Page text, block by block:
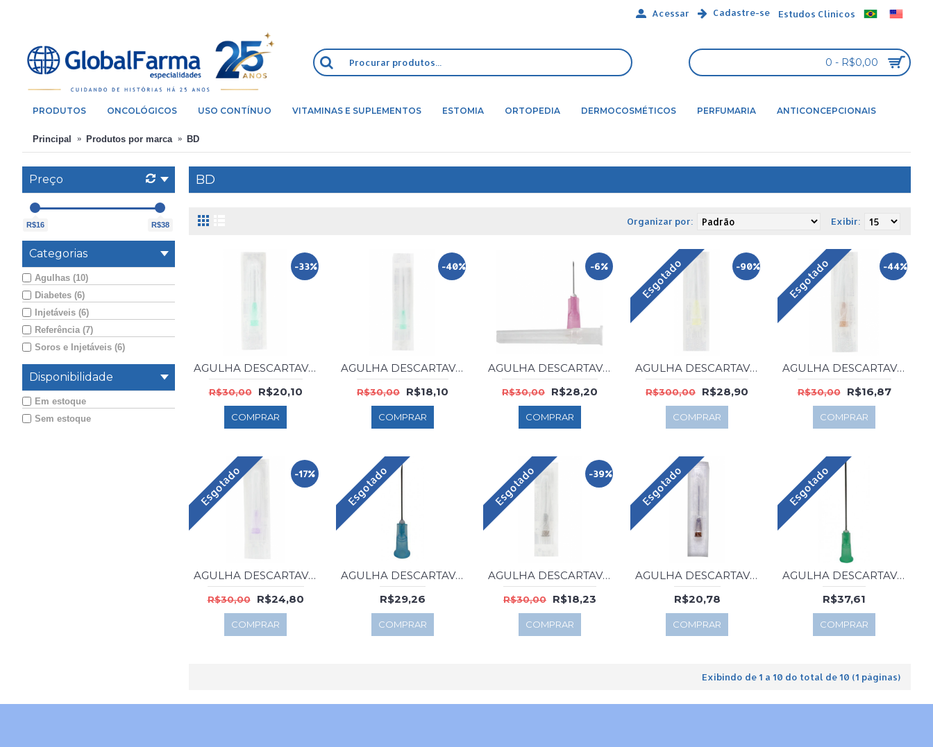
Acessar Cadastre-se Estudos Clínicos
0 - R$0,00
PRODUTOS ONCOLÓGICOS USO CONTÍNUO VITAMINAS E SUPLEMENTOS ESTOMIA ORTOPEDIA DERMOCOSMÉTICOS PERFUMARIA ANTICONCEPCIONAIS
Principal Produtos por marca BD
Preço
R$16 R$38
Categorias
Agulhas (10)
Diabetes (6)
Injetáveis (6)
Referência (7)
Soros e Injetáveis (6)
Disponibilidade
Em estoque
Sem estoque
BD
Exibir:
Organizar por:
-33%
AGULHA DESCARTAVEL 25X8 BD C/100
R$30,00 R$20,10
COMPRAR
-40%
AGULHA DESCARTAVEL 30X8 BD C/100
R$30,00 R$18,10
COMPRAR
-6%
AGULHA DESCARTAVEL 40X12 BD C/100
R$30,00 R$28,20
COMPRAR
-90%
Esgotado
AGULHA DESCARTAVEL 13X3 BD C/100
R$300,00 R$28,90
COMPRAR
-44%
Esgotado
AGULHA DESCARTAVEL 13X4.5 BD C/100
R$30,00 R$16,87
COMPRAR
-17%
Esgotado
AGULHA DESCARTAVEL 20X5.5 BD C/100
R$30,00 R$24,80
COMPRAR
Esgotado
AGULHA DESCARTAVEL 25X6 BD C/100
R$29,26
COMPRAR
-39%
Esgotado
AGULHA DESCARTAVEL 25X7 BD C/100
R$30,00 R$18,23
COMPRAR
Esgotado
AGULHA DESCARTAVEL 30X7 BD C/100
R$20,78
COMPRAR
Esgotado
AGULHA DESCARTAVEL 40X8 BD C/100
R$37,61
COMPRAR
Exibindo de 1 a 10 do total de 10 (1 páginas)